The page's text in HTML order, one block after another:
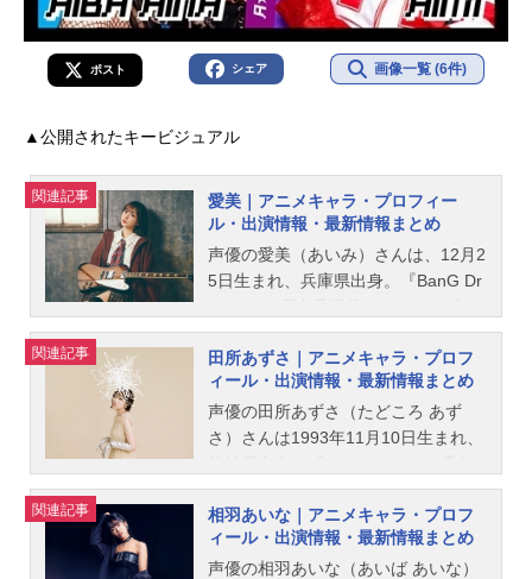
ポスト シェア 画像一覧 (6件)
▲公開されたキービジュアル
関連記事
愛美｜アニメキャラ・プロフィー
ル・出演情報・最新情報まとめ
声優の愛美（あいみ）さんは、12月2
5日生まれ、兵庫県出身。『BanG Dr
イドルマスター ミリオンライブ！』
のジュリア役など、人気作品のキャ
ラクターを演じています。こちらで
は、愛美さんのオススメ記事をご紹
介！
関連記事
田所あずさ｜アニメキャラ・プロフ
ィール・出演情報・最新情報まとめ
声優の田所あずさ（たどころ あず
さ）さんは1993年11月10日生まれ、
あおい役をはじめ、『BanG Drea
m!』の瀬田薫役など、人気作品のキ
ャラクターを演じています。こちら
では、田所あずささんのオススメ記
関連記事
相羽あいな｜アニメキャラ・プロフ
ィール・出演情報・最新情報まとめ
声優の相羽あいな（あいば あいな）